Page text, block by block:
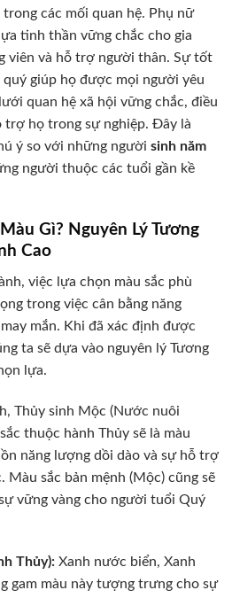
các mối quan hệ. Phụ nữ
tinh thần vững chắc cho gia
viên và hỗ trợ người thân. Sự tốt
quý giúp họ được mọi người yêu
quan hệ xã hội vững chắc, điều
trợ họ trong sự nghiệp. Đây là
ý so với những người sinh năm
người thuộc các tuổi gần kề
Gì? Nguyên Lý Tương
Cao
việc lựa chọn màu sắc phù
trong việc cân bằng năng
mắn. Khi đã xác định được
ta sẽ dựa vào nguyên lý Tương
lựa.
Thủy sinh Mộc (Nước nuôi
thuộc hành Thủy sẽ là màu
năng lượng dồi dào và sự hỗ trợ
Màu sắc bản mệnh (Mộc) cũng sẽ
vững vàng cho người tuổi Quý
Thủy):Xanh nước biển, Xanh
gam màu này tượng trưng cho sự